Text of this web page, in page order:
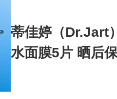
蒂佳婷（Dr.Jart
水面膜5片 晒后